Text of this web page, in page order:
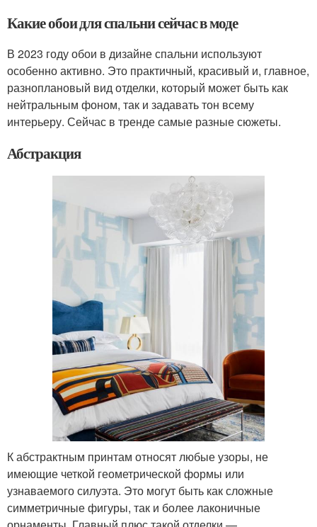
Какие обои для спальни сейчас в моде
В 2023 году обои в дизайне спальни используют
особенно активно. Это практичный, красивый и, главное,
разноплановый вид отделки, который может быть как
нейтральным фоном, так и задавать тон всему
интерьеру. Сейчас в тренде самые разные сюжеты.
Абстракция
К абстрактным принтам относят любые узоры, не
имеющие четкой геометрической формы или
узнаваемого силуэта. Это могут быть как сложные
симметричные фигуры, так и более лаконичные